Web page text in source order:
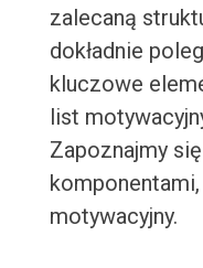
zalecaną
dokładnie
kluczowe
list
Zapoznajmy
motywacyjny.